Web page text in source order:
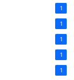
1
1
1
1
1